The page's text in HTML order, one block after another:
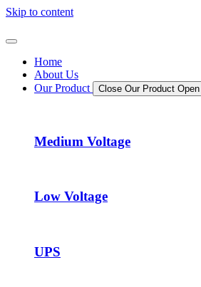
Skip to content
Home
About Us
Our Product
Close Our Product
Medium Voltage
Low Voltage
UPS